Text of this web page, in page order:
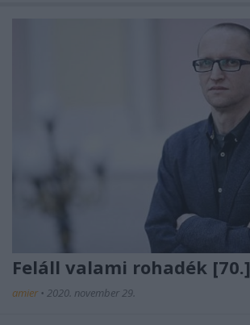
Feláll valami rohadék [70.]
amier • 2020. november 29.